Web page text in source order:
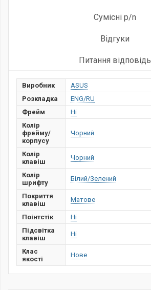
Сумісні p/n
Відгуки
Питання відповідь
Виробник
ASUS
Розкладка
ENG/RU
Фрейм
Ні
Колір
фрейму/
корпусу
Чорний
Колір
клавіш
Чорний
Колір
шрифту
Білий/Зелений
Покриття
клавіш
Матове
Поінтстік
Ні
Підсвітка
клавіш
Ні
Клас
якості
Нове